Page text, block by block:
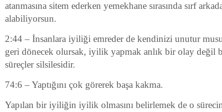
atanmasına sitem ederken yemekhane sırasında sırf
alabiliyorsun.
2:44 – İnsanlara iyiliği emreder de kendinizi unutur
geri dönecek olursak, iyilik yapmak anlık bir olay değil
süreçler silsilesidir.
74:6 – Yaptığını çok görerek başa kakma.
Yapılan bir iyiliğin iyilik olmasını belirlemek de o